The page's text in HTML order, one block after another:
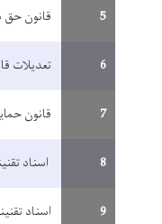
5 قانون حق
6 تعدیلات
7 قانون
8 اسناد
9 اسناد